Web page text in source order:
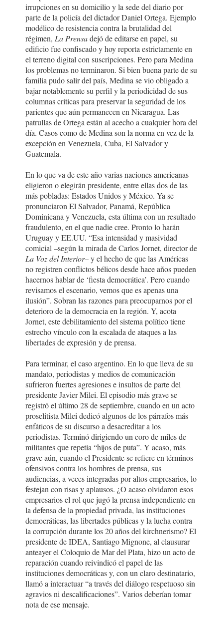
irrupciones en su domicilio y la sede del diario por
parte de la policía del dictador Daniel Ortega. Ejemplo
modélico de resistencia contra la brutalidad del
régimen, La Prensadejó de editarse en papel, su
edificio fue confiscado y hoy reporta estrictamente en
el terreno digital con suscripciones. Pero para Medina
los problemas no terminaron. Si bien buena parte de su
familia pudo salir del país, Medina se vio obligado a
bajar notablemente su perfil y la periodicidad de sus
columnas críticas para preservar la seguridad de los
parientes que aún permanecen en Nicaragua. Las
patrullas de Ortega están al acecho a cualquier hora del
día. Casos como de Medina son la norma en vez de la
excepción en Venezuela, Cuba, El Salvador y
Guatemala.
En lo que va de este año varias naciones americanas
eligieron o elegirán presidente, entre ellas dos de las
más pobladas: Estados Unidos y México. Ya se
pronunciaron El Salvador, Panamá, República
Dominicana y Venezuela, esta última con un resultado
fraudulento, en el que nadie cree. Pronto lo harán
Uruguay y EE.UU. “Esa intensidad y masividad
comicial –según la mirada de Carlos Jornet, director de
La Voz del Interior– y el hecho de que las Américas
no registren conflictos bélicos desde hace años pueden
hacernos hablar de ‘fiesta democrática’. Pero cuando
revisamos el escenario, vemos que es apenas una
ilusión”. Sobran las razones para preocuparnos por el
deterioro de la democracia en la región. Y, acota
Jornet, este debilitamiento del sistema político tiene
estrecho vínculo con la escalada de ataques a las
libertades de expresión y de prensa.
Para terminar, el caso argentino. En lo que lleva de su
mandato, periodistas y medios de comunicación
sufrieron fuertes agresiones e insultos de parte del
presidente Javier Milei. El episodio más grave se
registró el último 28 de septiembre, cuando en un acto
proselitista Milei dedicó algunos de los párrafos más
enfáticos de su discurso a desacreditar a los
periodistas. Terminó dirigiendo un coro de miles de
militantes que repetía “hijos de puta”. Y acaso, más
grave aún, cuando el Presidente se refiere en términos
ofensivos contra los hombres de prensa, sus
audiencias, a veces integradas por altos empresarios, lo
festejan con risas y aplausos. ¿O acaso olvidaron esos
empresarios el rol que jugó la prensa independiente en
la defensa de la propiedad privada, las instituciones
democráticas, las libertades públicas y la lucha contra
la corrupción durante los 20 años del kirchnerismo? El
presidente de IDEA, Santiago Mignone, al clausurar
anteayer el Coloquio de Mar del Plata, hizo un acto de
reparación cuando reivindicó el papel de las
instituciones democráticas y, con un claro destinatario,
llamó a interactuar “a través del diálogo respetuoso sin
agravios ni descalificaciones”. Varios deberían tomar
nota de ese mensaje.